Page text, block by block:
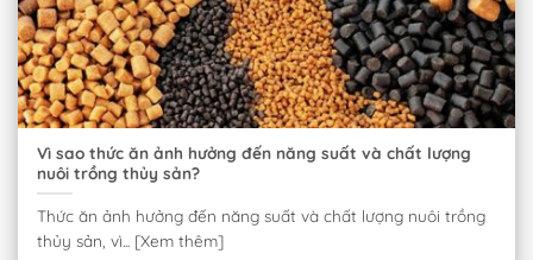
Vì sao thức ăn ảnh hưởng đến năng suất và chất lượng
nuôi trồng thủy sản?
Thức ăn ảnh hưởng đến năng suất và chất lượng nuôi trồng
thủy sản, vì... [Xem thêm]